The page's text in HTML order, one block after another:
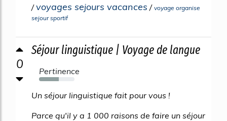
/voyages sejours vacances / voyage organise
sejour sportif
0
Séjour linguistique | Voyage de langue
Pertinence
56%
Un séjour linguistique fait pour vous !
Parce qu'il y a 1 000 raisons de faire un séjour